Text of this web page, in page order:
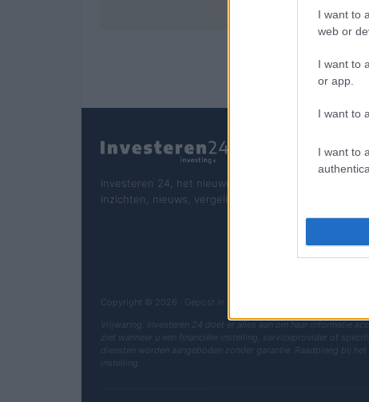
I want to
web or
I want to
or app.
I want to
I want to
Investeren 24, het nieuwe portaal in de financiële
Inzichten, nieuws, vergelijkingen en statistieken.
Copyright © 2026 · Gepost in Holland door AdHub Media S.r.l. —
Vrijwaring: Investeren 24 doet er alles aan om haar informatie
ziet wanneer u een financiële instelling, serviceprovider of
diensten worden aangeboden zonder garantie. Raadpleeg bij
instelling.